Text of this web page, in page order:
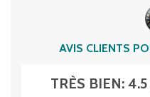
AVIS CLIENTS
TRÈS BIEN: 4.5